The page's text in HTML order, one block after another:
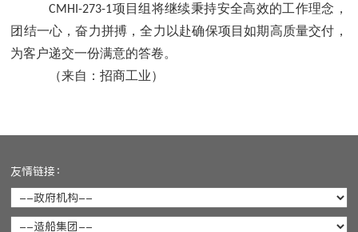
CMHI-273-1项目组将继续秉持安全高效的工作理念，
团结一心，奋力拼搏，全力以赴确保项目如期高质量交付，
为客户递交一份满意的答卷。
（来自：招商工业）
友情链接：